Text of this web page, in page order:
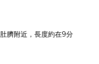
臍附近，長度約在9分